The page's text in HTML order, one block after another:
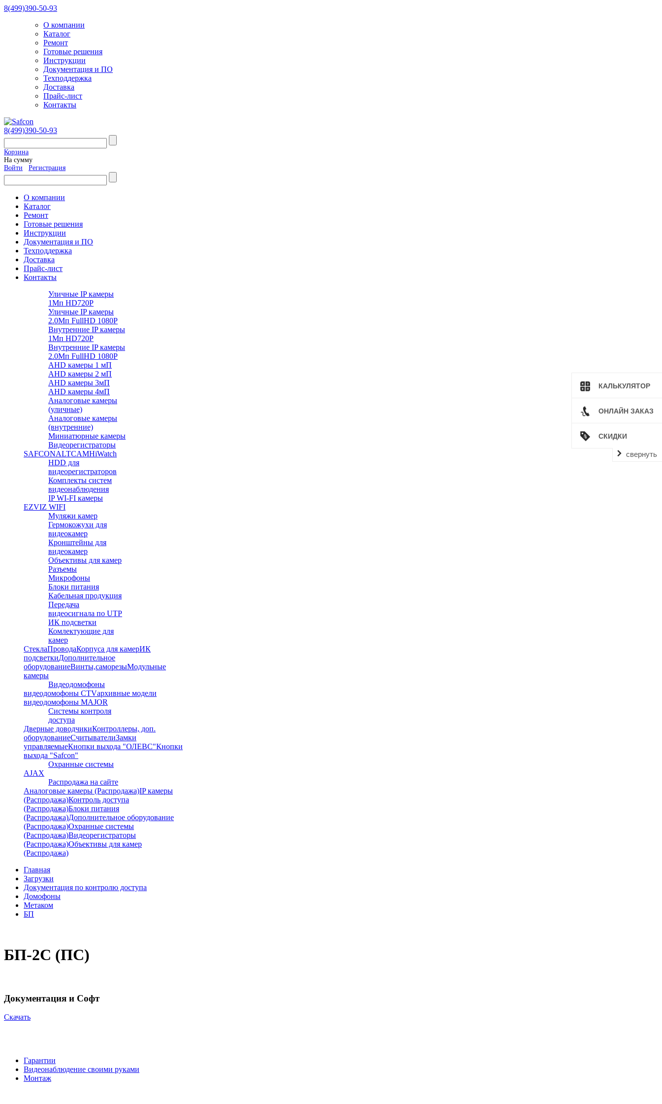
КАЛЬКУЛЯТОР
ОНЛАЙН ЗАКАЗ
СКИДКИ
свернуть
8(499)390-50-93
О компании
Каталог
Ремонт
Готовые решения
Инструкции
Документация и ПО
Техподдержка
Доставка
Прайс-лист
Контакты
8(499)390-50-93
Корзина
На сумму
Войти
Регистрация
О компании
Каталог
Ремонт
Готовые решения
Инструкции
Документация и ПО
Техподдержка
Доставка
Прайс-лист
Контакты
Уличные IP камеры
1Мп HD720P
Уличные IP камеры
2.0Мп FullHD 1080P
Внутренние IP камеры
1Мп HD720P
Внутренние IP камеры
2.0Мп FullHD 1080P
AHD камеры 1 мП
AHD камеры 2 мП
AHD камеры 3мП
AHD камеры 4мП
Аналоговые камеры
(уличные)
Аналоговые камеры
(внутренние)
Миниатюрные камеры
Видеорегистраторы
SAFCONALTCAMHiWatch
HDD для
видеорегистраторов
Комплекты систем
видеонаблюдения
IP WI-FI камеры
EZVIZ WIFI
Муляжи камер
Гермокожухи для
видеокамер
Кронштейны для
видеокамер
Объективы для камер
Разъемы
Микрофоны
Блоки питания
Кабельная продукция
Передача
видеосигнала по UTP
ИК подсветки
Комлектующие для
камер
СтеклаПроводаКорпуса для камерИК
подсветкиДополнительное
оборудованиеВинты,саморезыМодульные
камеры
Видеодомофоны
видеодомофоны CTVархивные модели
видеодомофоны MAJOR
Системы контроля
доступа
Дверные доводчикиКонтроллеры, доп.
оборудованиеСчитывателиЗамки
управляемыеКнопки выхода "ОЛЕВС"Кнопки
выхода "Safcon"
Охранные системы
AJAX
Распродажа на сайте
Аналоговые камеры (Распродажа)IP камеры
(Распродажа)Контроль доступа
(Распродажа)Блоки питания
(Распродажа)Дополнительное оборудование
(Распродажа)Охранные системы
(Распродажа)Видеорегистраторы
(Распродажа)Объективы для камер
(Распродажа)
Главная
Загрузки
Документация по контролю доступа
Домофоны
Mетаком
БП
БП-2С (ПС)
Документация и Софт
Cкачать
Гарантии
Видеонаблюдение своими руками
Монтаж